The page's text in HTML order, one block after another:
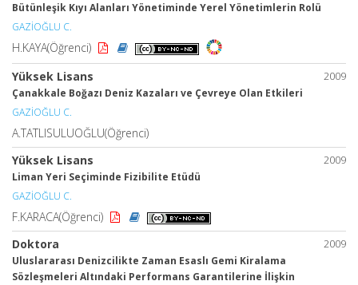
Bütünleşik Kıyı Alanları Yönetiminde Yerel Yönetimlerin Rolü
GAZİOĞLU C.
H.KAYA(Öğrenci)
2009
Yüksek Lisans
Çanakkale Boğazı Deniz Kazaları ve Çevreye Olan Etkileri
GAZİOĞLU C.
A.TATLISULUOĞLU(Öğrenci)
2009
Yüksek Lisans
Liman Yeri Seçiminde Fizibilite Etüdü
GAZİOĞLU C.
F.KARACA(Öğrenci)
2009
Doktora
Uluslararası Denizcilikte Zaman Esaslı Gemi Kiralama
Sözleşmeleri Altındaki Performans Garantilerine İlişkin